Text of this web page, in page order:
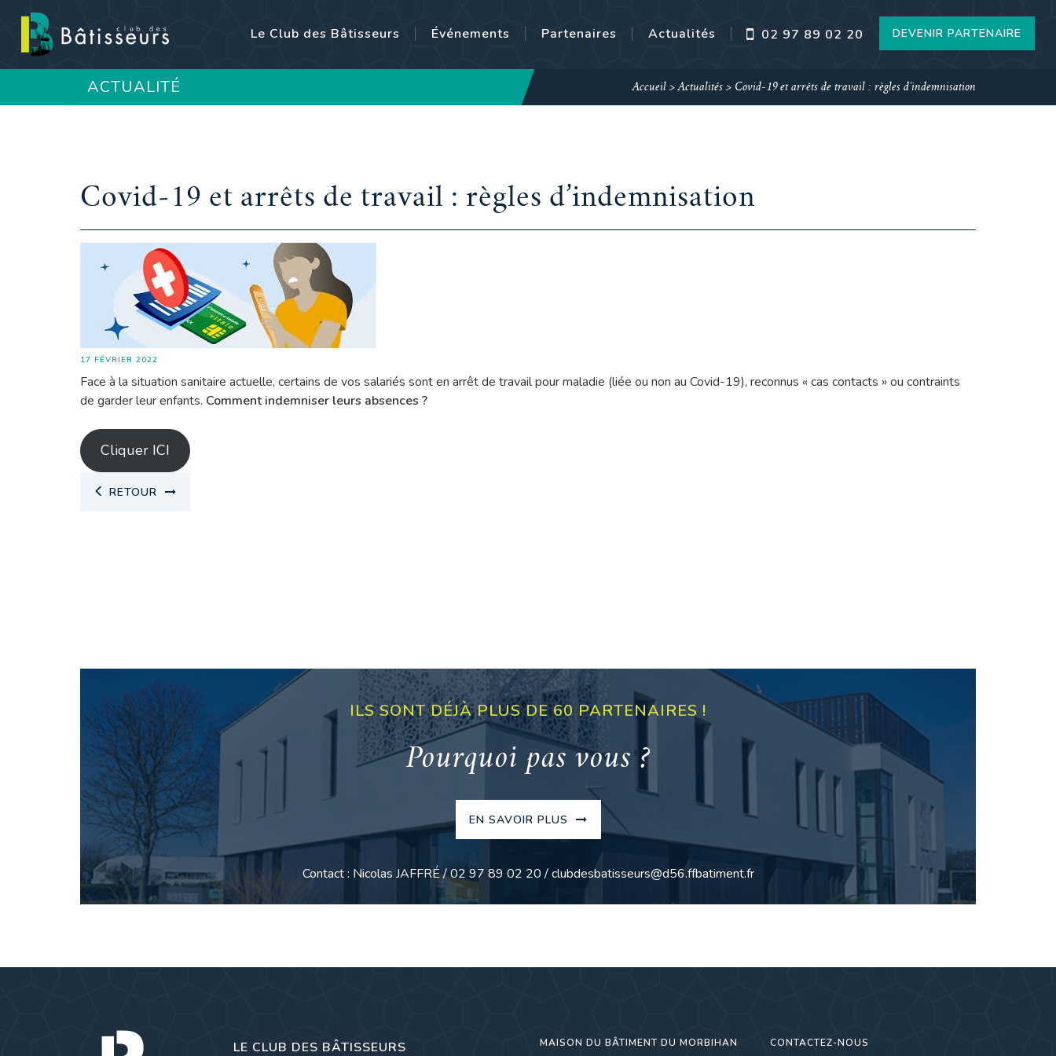
Le Club des Bâtisseurs Événements Partenaires Actualités 02 97 89 02 20 DEVENIR PARTENAIRE
ACTUALITÉ Accueil >Actualités > Covid-19 et arrêts de travail : règles d’indemnisation
Covid-19 et arrêts de travail : règles d’indemnisation
17 FÉVRIER 2022
Face à la situation sanitaire actuelle, certains de vos salariés sont en arrêt de travail pour maladie (liée ou non au Covid-19), reconnus « cas contacts » ou contraints
de garder leur enfants. Comment indemniser leurs absences ?
Cliquer ICI
RETOUR
ILS SONT DÉJÀ PLUS DE 60 PARTENAIRES !
Pourquoi pas vous ?
EN SAVOIR PLUS
Contact : Nicolas JAFFRÉ / 02 97 89 02 20 / clubdesbatisseurs@d56.ffbatiment.fr
LE CLUB DES BÂTISSEURS MAISON DU BÂTIMENT DU MORBIHAN CONTACTEZ-NOUS